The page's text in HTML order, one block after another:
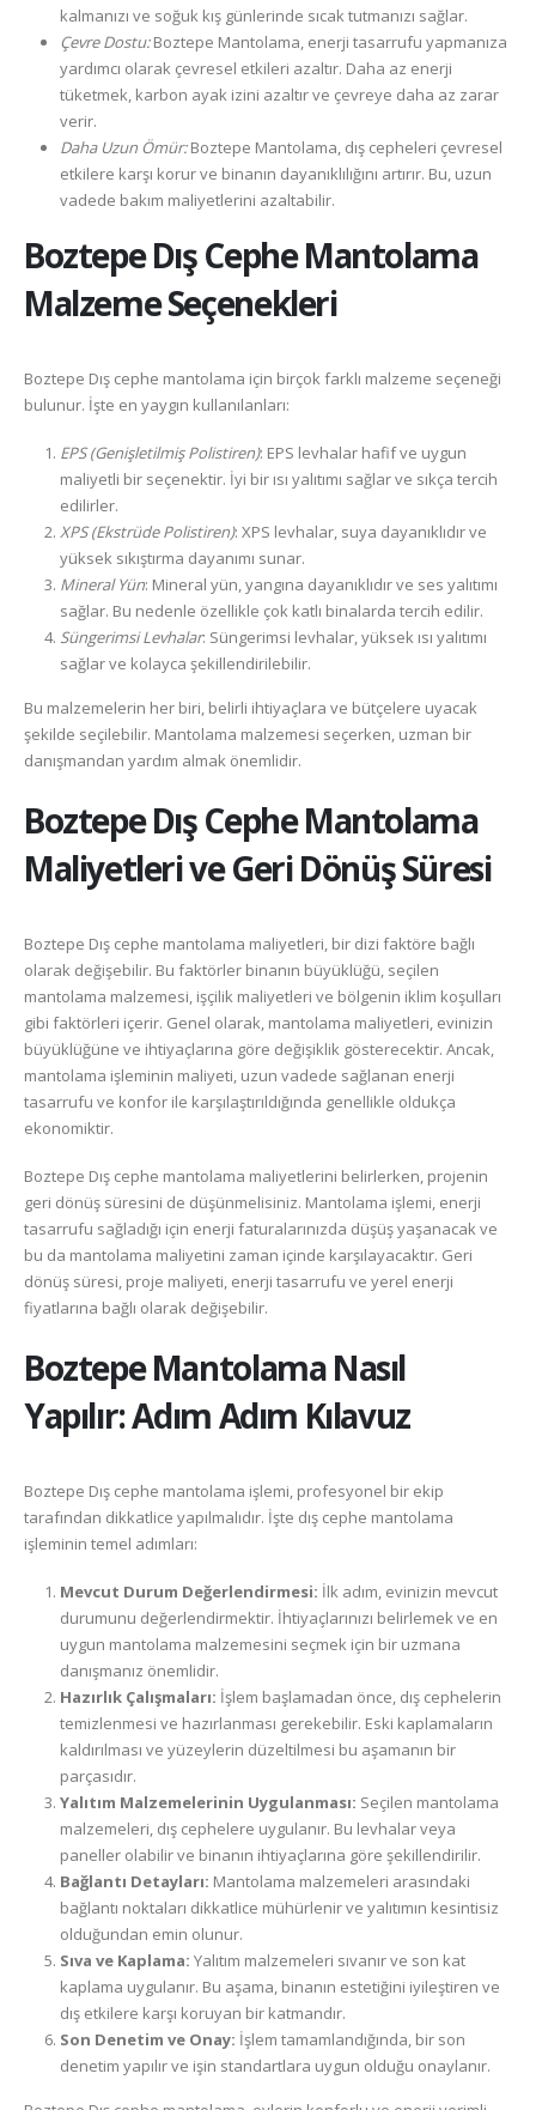
kalmanızı ve soğuk kış günlerinde sıcak tutmanızı sağlar.
Çevre Dostu:Boztepe Mantolama, enerji tasarrufu yapmanıza
yardımcı olarak çevresel etkileri azaltır. Daha az enerji
tüketmek, karbon ayak izini azaltır ve çevreye daha az zarar
verir.
Daha Uzun Ömür:Boztepe Mantolama, dış cepheleri çevresel
etkilere karşı korur ve binanın dayanıklılığını artırır. Bu, uzun
vadede bakım maliyetlerini azaltabilir.
BoztepeDış Cephe Mantolama
Malzeme Seçenekleri
Boztepe Dış cephe mantolama için birçok farklı malzeme seçeneği
bulunur. İşte en yaygın kullanılanları:
EPS (Genişletilmiş Polistiren): EPS levhalar hafif ve uygun
maliyetli bir seçenektir. İyi bir ısı yalıtımı sağlar ve sıkça tercih
edilirler.
XPS (Ekstrüde Polistiren): XPS levhalar, suya dayanıklıdır ve
yüksek sıkıştırma dayanımı sunar.
Mineral Yün: Mineral yün, yangına dayanıklıdır ve ses yalıtımı
sağlar. Bu nedenle özellikle çok katlı binalarda tercih edilir.
Süngerimsi Levhalar: Süngerimsi levhalar, yüksek ısı yalıtımı
sağlar ve kolayca şekillendirilebilir.
Bu malzemelerin her biri, belirli ihtiyaçlara ve bütçelere uyacak
şekilde seçilebilir. Mantolama malzemesi seçerken, uzman bir
danışmandan yardım almak önemlidir.
BoztepeDış Cephe Mantolama
Maliyetleri ve Geri Dönüş Süresi
Boztepe Dış cephe mantolama maliyetleri, bir dizi faktöre bağlı
olarak değişebilir. Bu faktörler binanın büyüklüğü, seçilen
mantolama malzemesi, işçilik maliyetleri ve bölgenin iklim koşulları
gibi faktörleri içerir. Genel olarak, mantolama maliyetleri, evinizin
büyüklüğüne ve ihtiyaçlarına göre değişiklik gösterecektir. Ancak,
mantolama işleminin maliyeti, uzun vadede sağlanan enerji
tasarrufu ve konfor ile karşılaştırıldığında genellikle oldukça
ekonomiktir.
Boztepe Dış cephe mantolama maliyetlerini belirlerken, projenin
geri dönüş süresini de düşünmelisiniz. Mantolama işlemi, enerji
tasarrufu sağladığı için enerji faturalarınızda düşüş yaşanacak ve
bu da mantolama maliyetini zaman içinde karşılayacaktır. Geri
dönüş süresi, proje maliyeti, enerji tasarrufu ve yerel enerji
fiyatlarına bağlı olarak değişebilir.
BoztepeMantolama Nasıl
Yapılır: Adım Adım Kılavuz
Boztepe Dış cephe mantolama işlemi, profesyonel bir ekip
tarafından dikkatlice yapılmalıdır. İşte dış cephe mantolama
işleminin temel adımları:
Mevcut Durum Değerlendirmesi: İlk adım, evinizin mevcut
durumunu değerlendirmektir. İhtiyaçlarınızı belirlemek ve en
uygun mantolama malzemesini seçmek için bir uzmana
danışmanız önemlidir.
Hazırlık Çalışmaları: İşlem başlamadan önce, dış cephelerin
temizlenmesi ve hazırlanması gerekebilir. Eski kaplamaların
kaldırılması ve yüzeylerin düzeltilmesi bu aşamanın bir
parçasıdır.
Yalıtım Malzemelerinin Uygulanması: Seçilen mantolama
malzemeleri, dış cephelere uygulanır. Bu levhalar veya
paneller olabilir ve binanın ihtiyaçlarına göre şekillendirilir.
Bağlantı Detayları: Mantolama malzemeleri arasındaki
bağlantı noktaları dikkatlice mühürlenir ve yalıtımın kesintisiz
olduğundan emin olunur.
Sıva ve Kaplama: Yalıtım malzemeleri sıvanır ve son kat
kaplama uygulanır. Bu aşama, binanın estetiğini iyileştiren ve
dış etkilere karşı koruyan bir katmandır.
Son Denetim ve Onay: İşlem tamamlandığında, bir son
denetim yapılır ve işin standartlara uygun olduğu onaylanır.